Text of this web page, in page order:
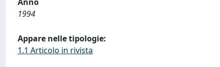
1994
Appare nelle tipologie:
1.1 Articolo in rivista